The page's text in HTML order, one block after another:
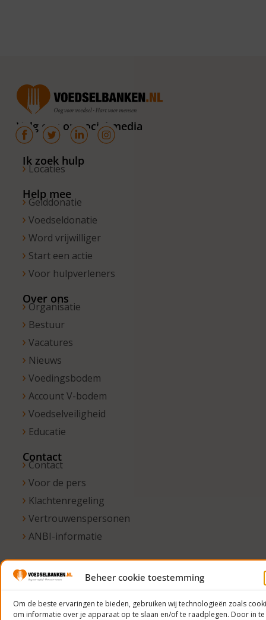
Beheer cookie toestemming
Om de beste ervaringen te bieden, gebruiken wij technologieën zoals
om informatie over je apparaat op te slaan en/of te raadplegen. Door in te
van 10.00 –
16.00 uur. Op
de vrijdagen
zijn wij
bereikbaar
van 10.00 –
Volg ons op social media
Ik zoek hulp
Locaties
Help mee
Gelddonatie
Voedseldonatie
Word vrijwilliger
Start een actie
Voor hulpverleners
Over ons
Organisatie
Bestuur
Vacatures
Nieuws
Voedingsbodem
Account V-bodem
Voedselveiligheid
Educatie
Contact
Contact
Voor de pers
Klachtenregeling
Vertrouwenspersonen
ANBI-informatie
Voedselbanken